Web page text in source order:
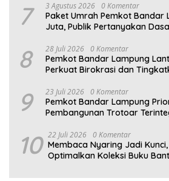
7 3 Agustus 2026 0 Komentar
Paket Umrah Pemkot Bandar
Juta, Publik Pertanyakan
8 28 Juli 2026 0 Komentar
Pemkot Bandar Lampung
Perkuat Birokrasi dan
9 23 Juli 2026 0 Komentar
Pemkot Bandar Lampung
Pembangunan Trotoar
10 22 Juli 2026 0 Komentar
Membaca Nyaring Jadi Kunci,
Optimalkan Koleksi Buku